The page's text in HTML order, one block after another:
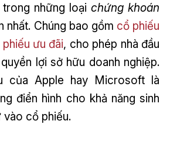
trong những loạichứng khoán
nhất. Chúng bao gồm cổ phiếu
ưu đãi, cho phép nhà đầu
lợi sở hữu doanh nghiệp.
của Apple hay Microsoft là
điển hình cho khả năng sinh
vào cổ phiếu.